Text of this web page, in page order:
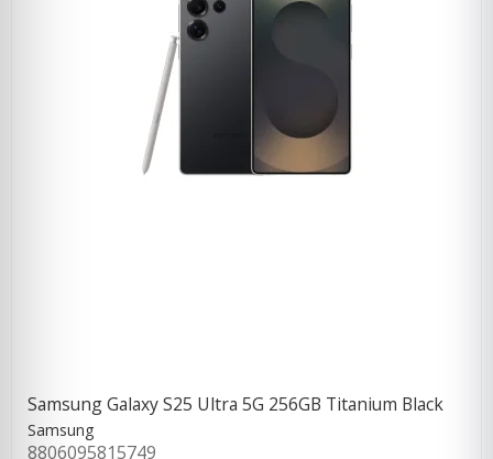
Samsung Galaxy S25 Ultra 5G 256GB Titanium Black
Samsung
8806095815749